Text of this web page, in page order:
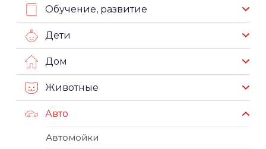
Обучение, развитие
Дети
Дом
Животные
Авто
Автомойки